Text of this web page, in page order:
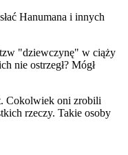
Hanumana i innych
tzw "dziewczynę" w ciąży
nie ostrzegł? Mógł
Cokolwiek oni zrobili
rzeczy. Takie osoby